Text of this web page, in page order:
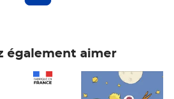
également aimer
Prix 6,25€ HT